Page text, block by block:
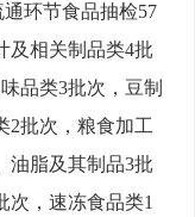
通环节食品抽检57
及相关制品类4批
品类3批次，豆制
2批次，粮食加工
油脂及其制品3批
次，速冻食品类1